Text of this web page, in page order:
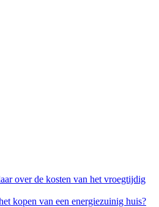
over de kosten van het vroegtijdig
kopen van een energiezuinig huis?